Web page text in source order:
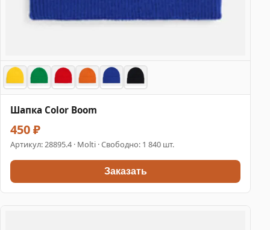
Шапка Color Boom
450 ₽
Артикул:28895.4 · Molti · Свободно: 1 840 шт.
Заказать